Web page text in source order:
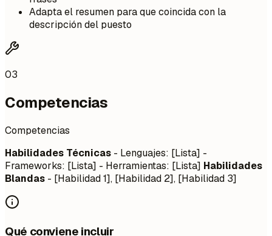
Adapta el resumen para que coincida con la
descripción del puesto
03
Competencias
Competencias
Habilidades Técnicas - Lenguajes: [Lista] -
Frameworks: [Lista] - Herramientas: [Lista] Habilidades
Blandas - [Habilidad 1], [Habilidad 2], [Habilidad 3]
Qué conviene incluir